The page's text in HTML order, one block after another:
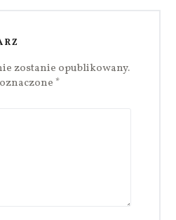
zostanie opublikowany.
*